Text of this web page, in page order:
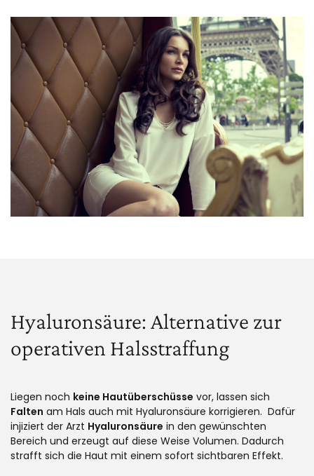
Hyaluronsäure: Alternative zur
operativen Halsstraffung
Liegen noch keine Hautüberschüsse vor, lassen sich
Falten am Hals auch mit Hyaluronsäure korrigieren. Dafür
injiziert der Arzt Hyaluronsäure in den gewünschten
Bereich und erzeugt auf diese Weise Volumen. Dadurch
strafft sich die Haut mit einem sofort sichtbaren Effekt.